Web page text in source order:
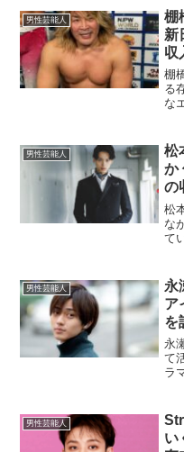
躍
沢
男性芸能人
棚
新
収
棚
る
な
い
わ
男性芸能人
松
か
の
松
な
て
マ
収
男性芸能人
永
ア
を
永
て
ラ
人
の
男性芸能人
い